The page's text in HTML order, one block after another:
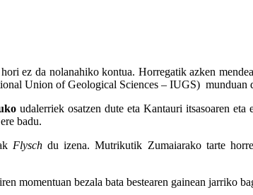
ez da nolanahiko kontua. Horregatik azken
Union of Geological Sciences – IUGS) munduan
udalerriek osatzen dute eta Kantauri itsasoaren
badu.
Flysch du izena. Mutrikutik Zumaiarako tarte
momentuan bezala bata bestearen gainean jarriko